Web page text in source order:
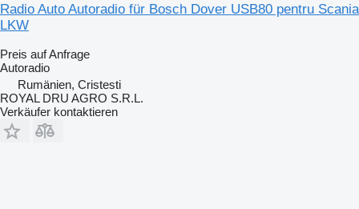
Radio Auto Autoradio für Bosch Dover USB80 pentru Scania
LKW
Preis auf Anfrage
Autoradio
Rumänien, Cristesti
ROYAL DRU AGRO S.R.L.
Verkäufer kontaktieren